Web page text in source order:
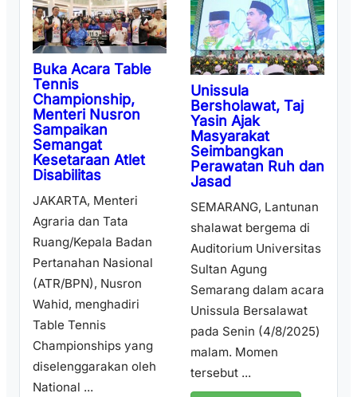
Buka Acara Table
Tennis
Championship,
Menteri Nusron
Sampaikan
Semangat
Kesetaraan Atlet
Disabilitas
JAKARTA, Menteri
Agraria dan Tata
Ruang/Kepala Badan
Pertanahan Nasional
(ATR/BPN), Nusron
Wahid, menghadiri
Table Tennis
Championships yang
diselenggarakan oleh
National ...
Unissula
Bersholawat, Taj
Yasin Ajak
Masyarakat
Seimbangkan
Perawatan Ruh dan
Jasad
SEMARANG, Lantunan
shalawat bergema di
Auditorium Universitas
Sultan Agung
Semarang dalam acara
Unissula Bersalawat
pada Senin (4/8/2025)
malam. Momen
tersebut ...